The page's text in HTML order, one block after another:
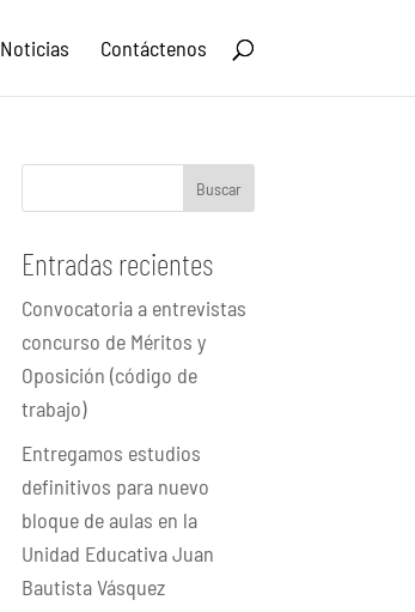
Noticias Contáctenos
Buscar
Entradas recientes
Convocatoria a entrevistas
concurso de Méritos y
Oposición (código de
trabajo)
Entregamos estudios
definitivos para nuevo
bloque de aulas en la
Unidad Educativa Juan
Bautista Vásquez